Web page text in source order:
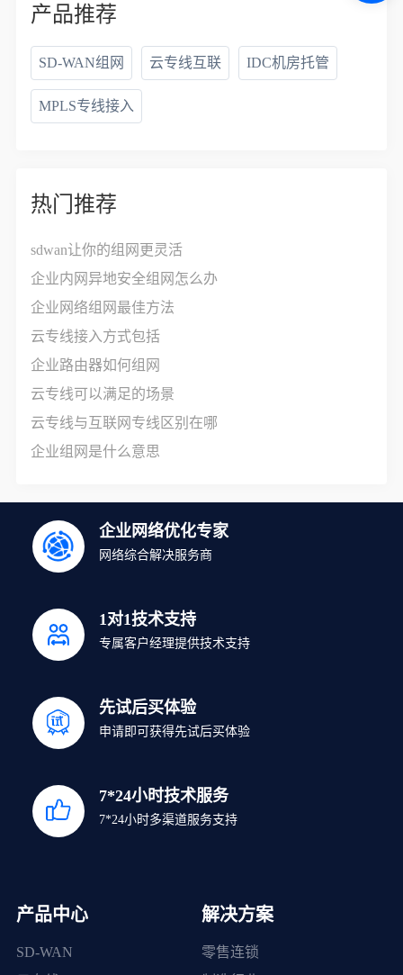
产品推荐
SD-WAN组网 云专线互联 IDC机房托管
MPLS专线接入
热门推荐
sdwan让你的组网更灵活
企业内网异地安全组网怎么办
企业网络组网最佳方法
云专线接入方式包括
企业路由器如何组网
云专线可以满足的场景
云专线与互联网专线区别在哪
企业组网是什么意思
企业网络优化专家
网络综合解决服务商
1对1技术支持
专属客户经理提供技术支持
先试后买体验
申请即可获得先试后买体验
7*24小时技术服务
7*24小时多渠道服务支持
产品中心
SD-WAN
解决方案
零售连锁